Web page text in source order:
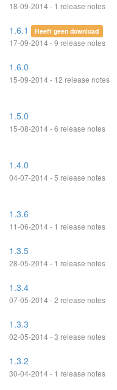
18-09-2014 - 1 release notes
1.6.1 Heeft geen download
17-09-2014 - 9 release notes
1.6.0
15-09-2014 - 12 release notes
1.5.0
15-08-2014 - 6 release notes
1.4.0
04-07-2014 - 5 release notes
1.3.6
11-06-2014 - 1 release notes
1.3.5
28-05-2014 - 1 release notes
1.3.4
07-05-2014 - 2 release notes
1.3.3
02-05-2014 - 3 release notes
1.3.2
30-04-2014 - 1 release notes